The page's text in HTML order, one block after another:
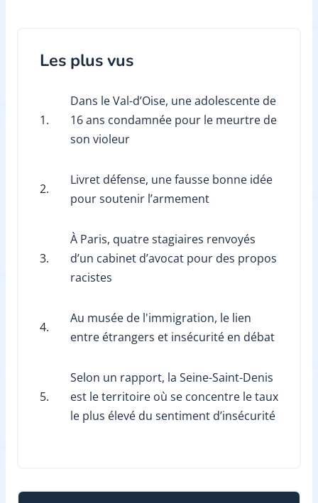
Les plus vus
1.
Dans le Val-d’Oise, une adolescente de
16 ans condamnée pour le meurtre de
son violeur
2.
Livret défense, une fausse bonne idée
pour soutenir l’armement
3.
À Paris, quatre stagiaires renvoyés
d’un cabinet d’avocat pour des propos
racistes
4.
Au musée de l'immigration, le lien
entre étrangers et insécurité en débat
5.
Selon un rapport, la Seine-Saint-Denis
est le territoire où se concentre le taux
le plus élevé du sentiment d’insécurité